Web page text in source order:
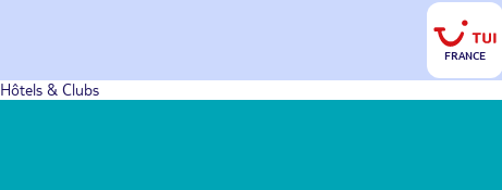
FRANCE
Hôtels & Clubs